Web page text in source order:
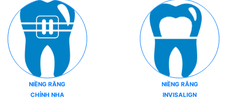
NIỀNG RĂNG
CHỈNH NHA
NIỀNG RĂNG
INVISALIGN